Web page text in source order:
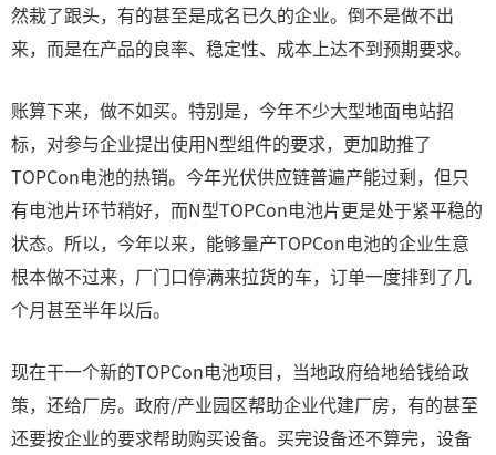
然栽了跟头，有的甚至是成名已久的企业。倒不是做不出
来，而是在产品的良率、稳定性、成本上达不到预期要求。
账算下来，做不如买。特别是，今年不少大型地面电站招
标，对参与企业提出使用N型组件的要求，更加助推了
TOPCon电池的热销。今年光伏供应链普遍产能过剩，但只
有电池片环节稍好，而N型TOPCon电池片更是处于紧平稳的
状态。所以，今年以来，能够量产TOPCon电池的企业生意
根本做不过来，厂门口停满来拉货的车，订单一度排到了几
个月甚至半年以后。
现在干一个新的TOPCon电池项目，当地政府给地给钱给政
策，还给厂房。政府/产业园区帮助企业代建厂房，有的甚至
还要按企业的要求帮助购买设备。买完设备还不算完，设备